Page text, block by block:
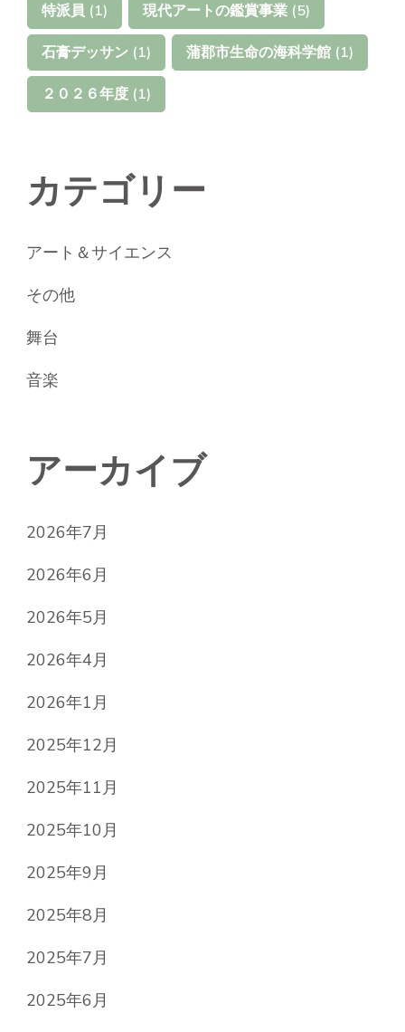
特派員 (1) 現代アートの鑑賞事業 (5)
石膏デッサン (1) 蒲郡市生命の海科学館 (1)
２０２６年度 (1)
カテゴリー
アート＆サイエンス
その他
舞台
音楽
アーカイブ
2026年7月
2026年6月
2026年5月
2026年4月
2026年1月
2025年12月
2025年11月
2025年10月
2025年9月
2025年8月
2025年7月
2025年6月